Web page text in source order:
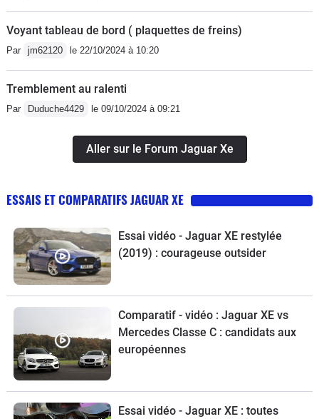
Voyant tableau de bord ( plaquettes de freins)
Par jm62120 le 22/10/2024 à 10:20
Tremblement au ralenti
Par Duduche4429 le 09/10/2024 à 09:21
Aller sur le Forum Jaguar Xe
ESSAIS ET COMPARATIFS JAGUAR XE
Essai vidéo - Jaguar XE restylée
(2019) : courageuse outsider
Comparatif - vidéo : Jaguar XE vs
Mercedes Classe C : candidats aux
européennes
Essai vidéo - Jaguar XE : toutes